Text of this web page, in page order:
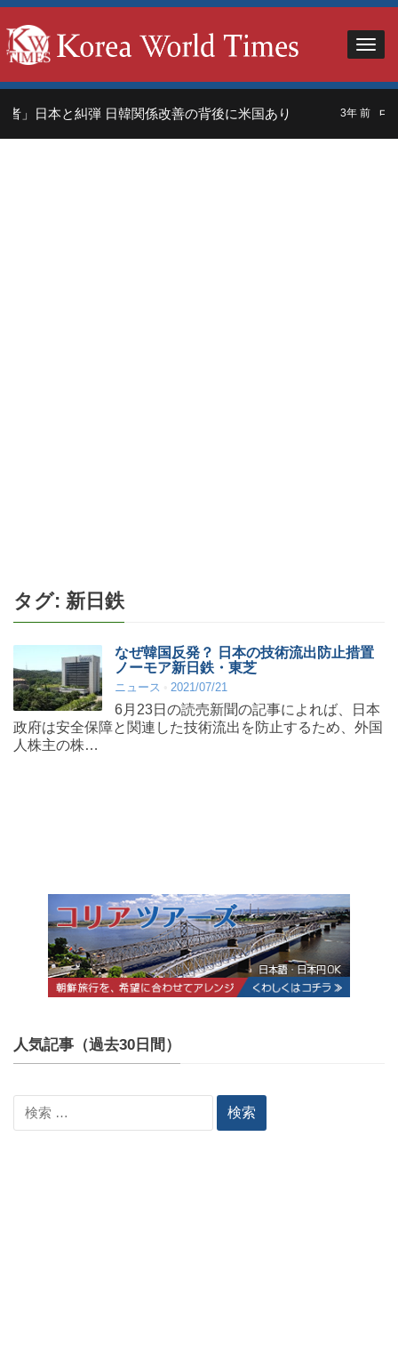
」日本と糾弾 日韓関係改善の背後に米国あり 3年 前 中
タグ: 新日鉄
なぜ韓国反発？ 日本の技術流出防止措置
ノーモア新日鉄・東芝
ニュース 2021/07/21
6月23日の読売新聞の記事によれば、日本
政府は安全保障と関連した技術流出を防止するため、外国
人株主の株…
人気記事（過去30日間）
索: